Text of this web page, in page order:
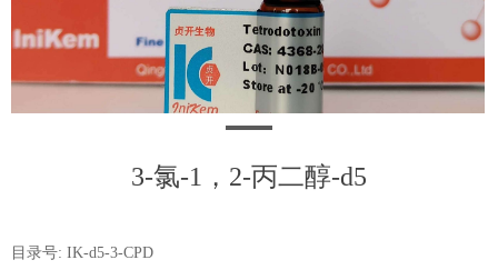
3-氯-1，2-丙二醇-d5
目录号: IK-d5-3-CPD